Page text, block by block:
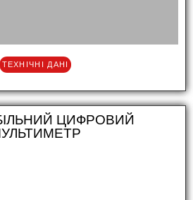
ТЕХНІЧНІ ДАНІ
ЦИФРОВИЙ